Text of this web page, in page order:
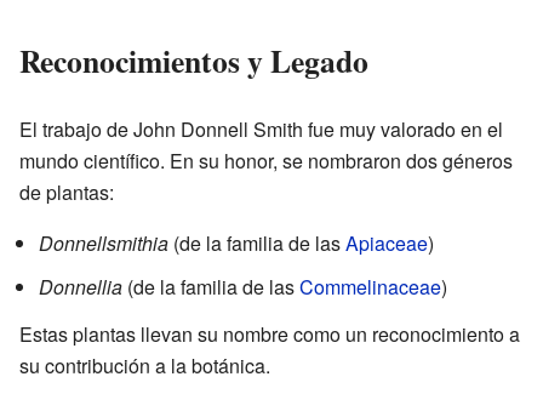
Reconocimientos y Legado
El trabajo de John Donnell Smith fue muy valorado en el
mundo científico. En su honor, se nombraron dos géneros
de plantas:
Donnellsmithia (de la familia de lasApiaceae)
Donnellia (de la familia de lasCommelinaceae)
Estas plantas llevan su nombre como un reconocimiento a
su contribución a la botánica.